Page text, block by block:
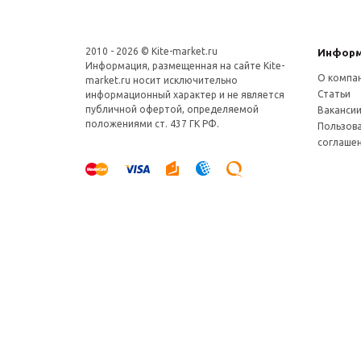
2010 - 2026 © Kite-market.ru
Информация, размещенная на сайте Kite-
market.ru носит исключительно
информационный характер и не является
публичной офертой, определяемой
положениями ст. 437 ГК РФ.
О
Статьи
Вакансии